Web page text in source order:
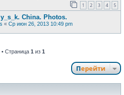
1 2 3 4 5
China. Photos.
« Ср июн 26, 2013 10:49 pm
Страница 1 из 1
Перейти